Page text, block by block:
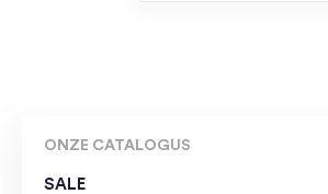
ONZE CATALOGUS
SALE